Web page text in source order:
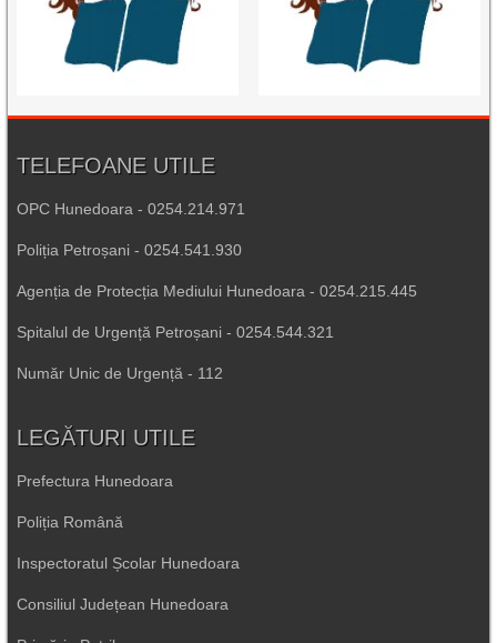
TELEFOANE UTILE
OPC Hunedoara - 0254.214.971
Poliția Petroșani - 0254.541.930
Agenția de Protecția Mediului Hunedoara - 0254.215.445
Spitalul de Urgență Petroșani - 0254.544.321
Număr Unic de Urgență - 112
LEGĂTURI UTILE
Prefectura Hunedoara
Poliția Română
Inspectoratul Școlar Hunedoara
Consiliul Județean Hunedoara